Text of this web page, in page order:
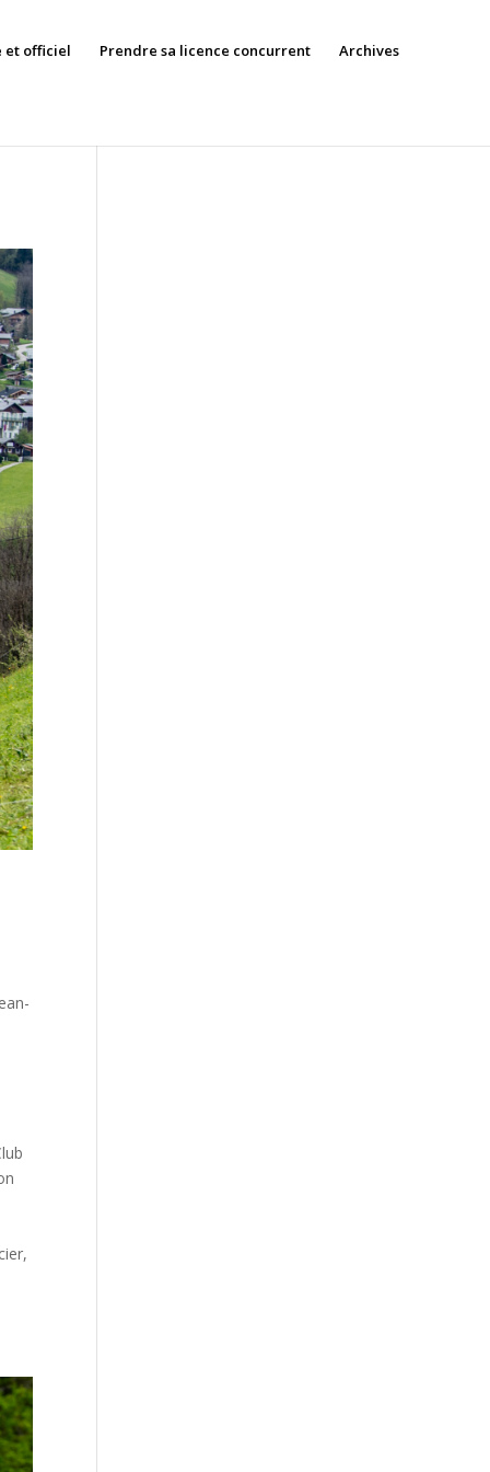
et officiel Prendre sa licence concurrent Archives